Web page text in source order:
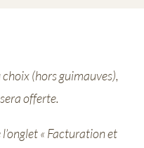
(hors guimauves),
offerte.
« Facturation et